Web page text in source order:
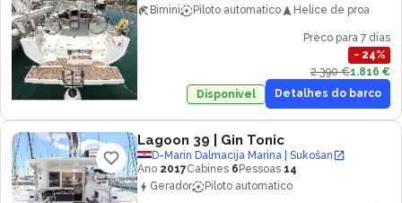
Bimini
Piloto automatico Helice de proa
Preco para 7 dias
− 24%
2.390 €1.816 €
Disponivel
Detalhes do barco
Lagoon 39 | Gin Tonic
D-Marin Dalmacija Marina | Sukošan
Ano 2017Cabines 6 Pessoas 14
Gerador
Piloto automatico